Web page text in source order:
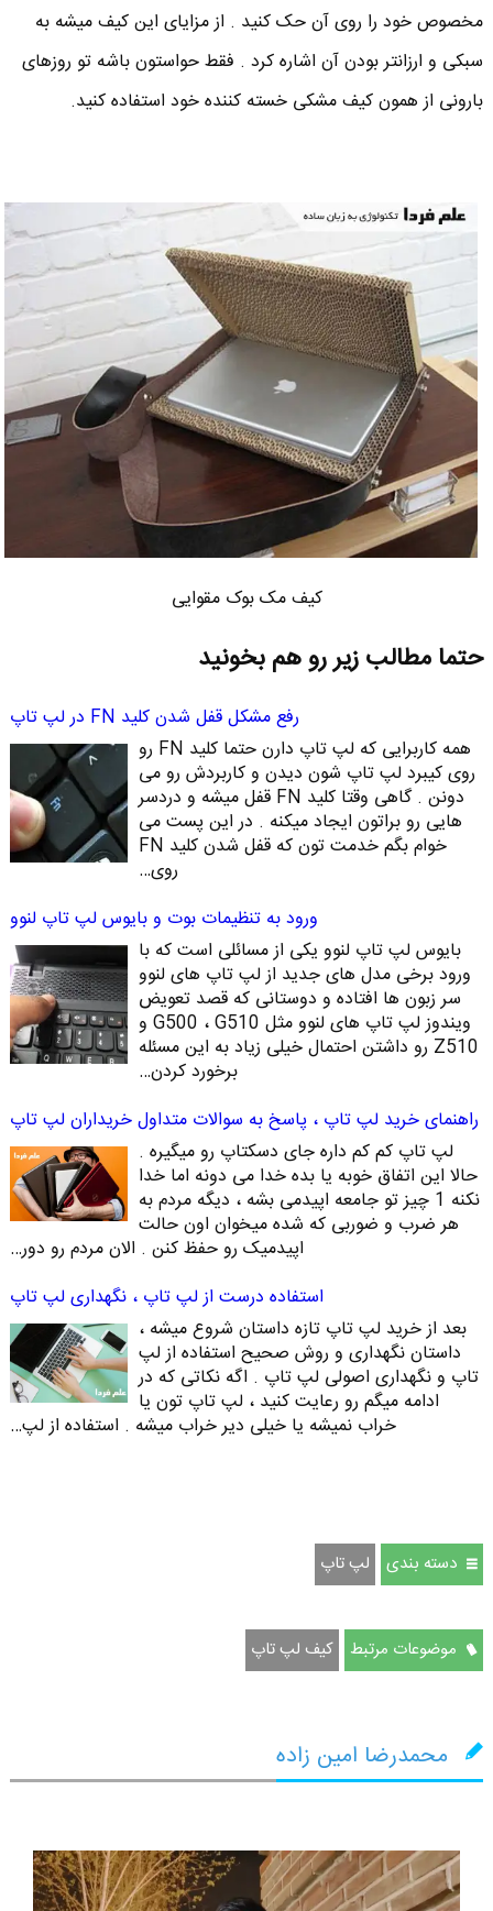
مخصوص خود را روی آن حک کنید . از مزایای این کیف میشه به
سبکی و ارزانتر بودن آن اشاره کرد . فقط حواستون باشه تو روزهای
بارونی از همون کیف مشکی خسته کننده خود استفاده کنید.
کیف مک بوک مقوایی
حتما مطالب زیر رو هم بخونید
رفع مشکل قفل شدن کلید FN در لپ تاپ
همه کاربرایی که لپ تاپ دارن حتما کلید FN رو
روی کیبرد لپ تاپ شون دیدن و کاربردش رو می
دونن . گاهی وقتا کلید FN قفل میشه و دردسر
هایی رو براتون ایجاد میکنه . در این پست می
خوام بگم خدمت تون که قفل شدن کلید FN
روی…
ورود به تنظیمات بوت و بایوس لپ تاپ لنوو
بایوس لپ تاپ لنوو یکی از مسائلی است که با
ورود برخی مدل های جدید از لپ تاپ های لنوو
سر زبون ها افتاده و دوستانی که قصد تعویض
ویندوز لپ تاپ های لنوو مثل G500 ، G510 و
Z510 رو داشتن احتمال خیلی زیاد به این مسئله
برخورد کردن…
راهنمای خرید لپ تاپ ، پاسخ به سوالات متداول خریداران لپ تاپ
لپ تاپ کم کم داره جای دسکتاپ رو میگیره .
حالا این اتفاق خوبه یا بده خدا می دونه اما خدا
نکنه 1 چیز تو جامعه اپیدمی بشه ، دیگه مردم به
هر ضرب و ضوربی که شده میخوان اون حالت
اپیدمیک رو حفظ کنن . الان مردم رو دور…
استفاده درست از لپ تاپ ، نگهداری لپ تاپ
بعد از خرید لپ تاپ تازه داستان شروع میشه ،
داستان نگهداری و روش صحیح استفاده از لپ
تاپ و نگهداری اصولی لپ تاپ . اگه نکاتی که در
ادامه میگم رو رعایت کنید ، لپ تاپ تون یا
خراب نمیشه یا خیلی دیر خراب میشه . استفاده از لپ…
دسته بندی لپ تاپ
موضوعات مرتبط کیف لپ تاپ
محمدرضا امین زاده